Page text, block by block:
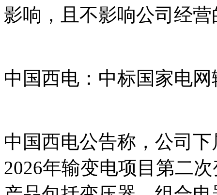
影响，且不影响公司经
中国西电：中标国家电
中国西电公告称，公司
2026年输变电项目第二